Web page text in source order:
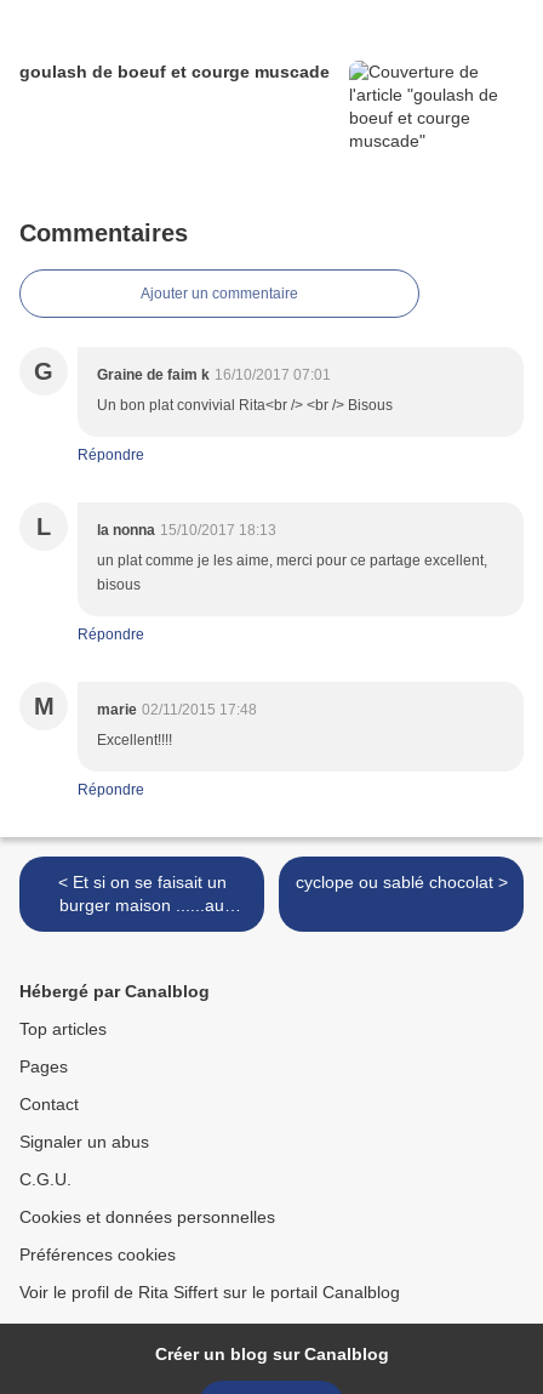
goulash de boeuf et courge muscade
Commentaires
Ajouter un commentaire
G Graine de faim k 16/10/2017 07:01
Un bon plat convivial Rita<br /> <br /> Bisous
Répondre
L la nonna 15/10/2017 18:13
un plat comme je les aime, merci pour ce partage excellent,
bisous
Répondre
M marie 02/11/2015 17:48
Excellent!!!!
Répondre
< Et si on se faisait un
burger maison ......au
canard !
cyclope ou sablé chocolat >
Hébergé par Canalblog
Top articles
Pages
Contact
Signaler un abus
C.G.U.
Cookies et données personnelles
Préférences cookies
Voir le profil de Rita Siffert sur le portail Canalblog
Créer un blog sur Canalblog